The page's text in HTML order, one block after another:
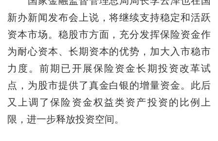
新办新闻发布会上说，将继续支持稳定和活跃
资本市场。稳股市方面，充分发挥保险资金作
为耐心资本、长期资本的优势，加大入市稳市
力度。前期已开展保险资金长期投资改革试
点，为股市提供了真金白银的增量资金。此后
又上调了保险资金权益类资产投资的比例上
限，进一步释放投资空间。